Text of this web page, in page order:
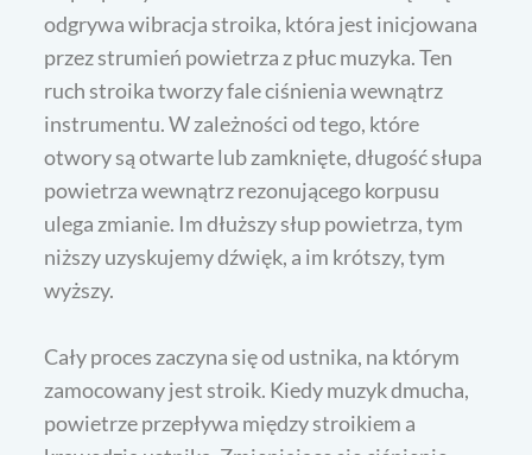
odgrywa wibracja stroika, która jest inicjowana
przez strumień powietrza z płuc muzyka. Ten
ruch stroika tworzy fale ciśnienia wewnątrz
instrumentu. W zależności od tego, które
otwory są otwarte lub zamknięte, długość słupa
powietrza wewnątrz rezonującego korpusu
ulega zmianie. Im dłuższy słup powietrza, tym
niższy uzyskujemy dźwięk, a im krótszy, tym
wyższy.
Cały proces zaczyna się od ustnika, na którym
zamocowany jest stroik. Kiedy muzyk dmucha,
powietrze przepływa między stroikiem a